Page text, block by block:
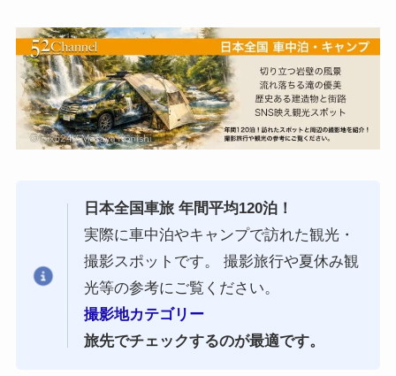
日本全国車旅 年間平均120泊！
実際に車中泊やキャンプで訪れた観光・
撮影スポットです。 撮影旅行や夏休み観
光等の参考にご覧ください。
撮影地カテゴリー
旅先でチェックするのが最適です。